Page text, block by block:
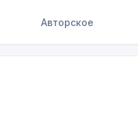
Авторское